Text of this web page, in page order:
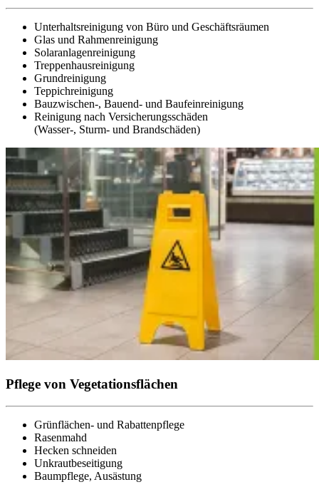
Unterhaltsreinigung von Büro und Geschäftsräumen
Glas und Rahmenreinigung
Solaranlagenreinigung
Treppenhausreinigung
Grundreinigung
Teppichreinigung
Bauzwischen-, Bauend- und Baufeinreinigung
Reinigung nach Versicherungsschäden
(Wasser-, Sturm- und Brandschäden)
Pflege von Vegetationsflächen
Grünflächen- und Rabattenpflege
Rasenmahd
Hecken schneiden
Unkrautbeseitigung
Baumpflege, Ausästung